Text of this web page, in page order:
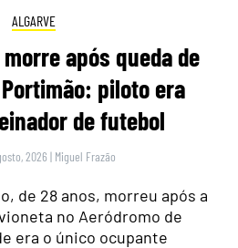
ALGARVE
após queda de
piloto era
de futebol
2026 | Miguel Frazão
de 28 anos, morreu após a
no Aeródromo de
era o único ocupante